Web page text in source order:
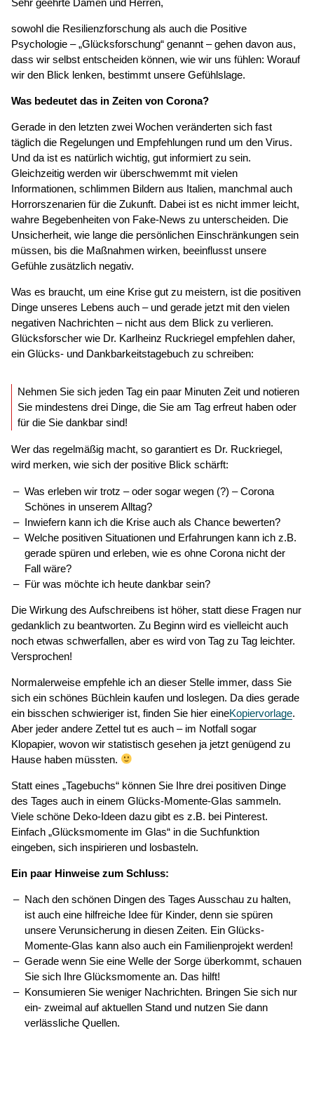
sowohl die Resilienzforschung als auch die Positive
Psychologie – „Glücksforschung“ genannt – gehen davon aus,
dass wir selbst entscheiden können, wie wir uns fühlen: Worauf
wir den Blick lenken, bestimmt unsere Gefühlslage.
Was bedeutet das in Zeiten von Corona?
Gerade in den letzten zwei Wochen veränderten sich fast
täglich die Regelungen und Empfehlungen rund um den Virus.
Und da ist es natürlich wichtig, gut informiert zu sein.
Gleichzeitig werden wir überschwemmt mit vielen
Informationen, schlimmen Bildern aus Italien, manchmal auch
Horrorszenarien für die Zukunft. Dabei ist es nicht immer leicht,
wahre Begebenheiten von Fake-News zu unterscheiden. Die
Unsicherheit, wie lange die persönlichen Einschränkungen sein
müssen, bis die Maßnahmen wirken, beeinflusst unsere
Gefühle zusätzlich negativ.
Was es braucht, um eine Krise gut zu meistern, ist die positiven
Dinge unseres Lebens auch – und gerade jetzt mit den vielen
negativen Nachrichten – nicht aus dem Blick zu verlieren.
Glücksforscher wie Dr. Karlheinz Ruckriegel empfehlen daher,
ein Glücks- und Dankbarkeitstagebuch zu schreiben:
Nehmen Sie sich jeden Tag ein paar Minuten Zeit und notieren
Sie mindestens drei Dinge, die Sie am Tag erfreut haben oder
für die Sie dankbar sind!
Wer das regelmäßig macht, so garantiert es Dr. Ruckriegel,
wird merken, wie sich der positive Blick schärft:
Was erleben wir trotz – oder sogar wegen (?) – Corona
Schönes in unserem Alltag?
Inwiefern kann ich die Krise auch als Chance bewerten?
Welche positiven Situationen und Erfahrungen kann ich z.B.
gerade spüren und erleben, wie es ohne Corona nicht der
Fall wäre?
Für was möchte ich heute dankbar sein?
Die Wirkung des Aufschreibens ist höher, statt diese Fragen nur
gedanklich zu beantworten. Zu Beginn wird es vielleicht auch
noch etwas schwerfallen, aber es wird von Tag zu Tag leichter.
Versprochen!
Normalerweise empfehle ich an dieser Stelle immer, dass Sie
sich ein schönes Büchlein kaufen und loslegen. Da dies gerade
ein bisschen schwieriger ist, finden Sie hier eineKopiervorlage.
Aber jeder andere Zettel tut es auch – im Notfall sogar
Klopapier, wovon wir statistisch gesehen ja jetzt genügend zu
Hause haben müssten.
Statt eines „Tagebuchs“ können Sie Ihre drei positiven Dinge
des Tages auch in einem Glücks-Momente-Glas sammeln.
Viele schöne Deko-Ideen dazu gibt es z.B. bei Pinterest.
Einfach „Glücksmomente im Glas“ in die Suchfunktion
eingeben, sich inspirieren und losbasteln.
Ein paar Hinweise zum Schluss:
Nach den schönen Dingen des Tages Ausschau zu halten,
ist auch eine hilfreiche Idee für Kinder, denn sie spüren
unsere Verunsicherung in diesen Zeiten. Ein Glücks-
Momente-Glas kann also auch ein Familienprojekt werden!
Gerade wenn Sie eine Welle der Sorge überkommt, schauen
Sie sich Ihre Glücksmomente an. Das hilft!
Konsumieren Sie weniger Nachrichten. Bringen Sie sich nur
ein- zweimal auf aktuellen Stand und nutzen Sie dann
verlässliche Quellen.